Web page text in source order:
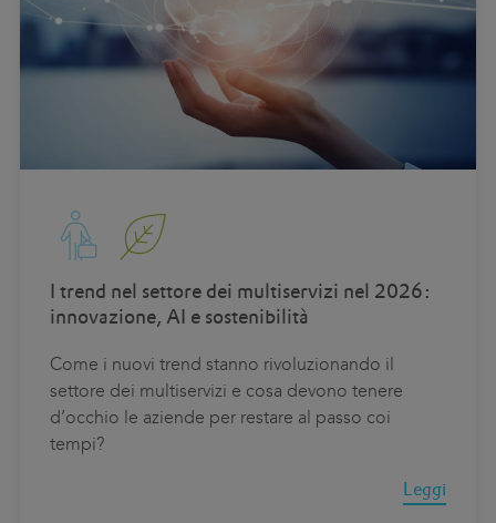
I trend nel settore dei multiservizi nel 2026:
innovazione, AI e sostenibilità
Come i nuovi trend stanno rivoluzionando il
settore dei multiservizi e cosa devono tenere
d’occhio le aziende per restare al passo coi
tempi?
Leggi